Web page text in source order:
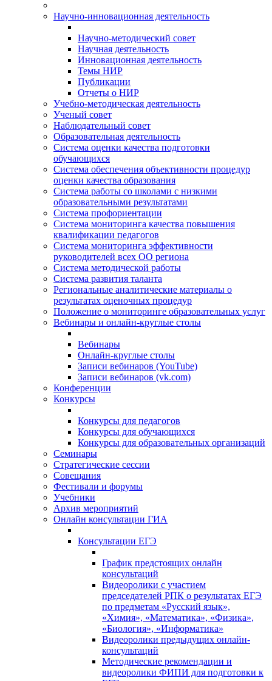
Научно-инновационная деятельность
Научно-методический совет
Научная деятельность
Инновационная деятельность
Темы НИР
Публикации
Отчеты о НИР
Учебно-методическая деятельность
Ученый совет
Наблюдательный совет
Образовательная деятельность
Система оценки качества подготовки
обучающихся
Система обеспечения объективности процедур
оценки качества образования
Система работы со школами с низкими
образовательными результатами
Система профориентации
Система мониторинга качества повышения
квалификации педагогов
Система мониторинга эффективности
руководителей всех ОО региона
Система методической работы
Система развития таланта
Региональные аналитические материалы о
результатах оценочных процедур
Положение о мониторинге образовательных услуг
Вебинары и онлайн-круглые столы
Вебинары
Онлайн-круглые столы
Записи вебинаров (YouTube)
Записи вебинаров (vk.com)
Конференции
Конкурсы
Конкурсы для педагогов
Конкурсы для обучающихся
Конкурсы для образовательных организаций
Семинары
Стратегические сессии
Совещания
Фестивали и форумы
Учебники
Архив мероприятий
Онлайн консультации ГИА
Консультации ЕГЭ
График предстоящих онлайн
консультаций
Видеоролики с участием
председателей РПК о результатах ЕГЭ
по предметам «Русский язык»,
«Химия», «Математика», «Физика»,
«Биология», «Информатика»
Видеоролики предыдущих онлайн-
консультаций
Методические рекомендации и
видеоролики ФИПИ для подготовки к